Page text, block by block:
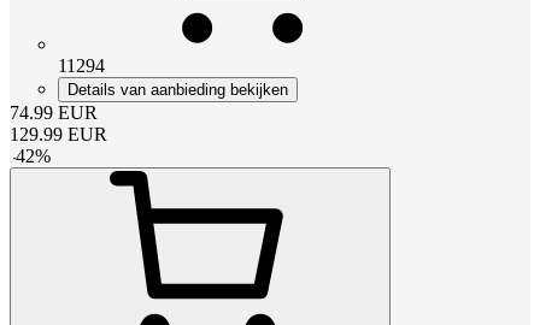
11294
Details van aanbieding bekijken
74.99 EUR
129.99 EUR
-42%